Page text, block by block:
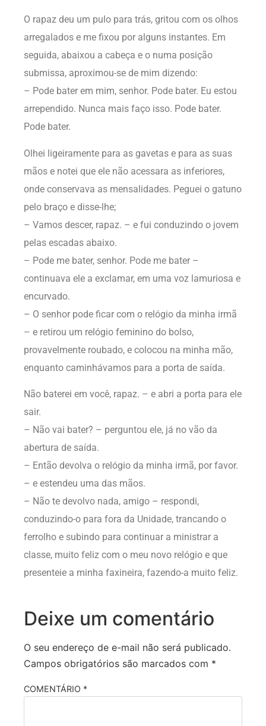
O rapaz deu um pulo para trás, gritou com os olhos
arregalados e me fixou por alguns instantes. Em
seguida, abaixou a cabeça e o numa posição
submissa, aproximou-se de mim dizendo:
– Pode bater em mim, senhor. Pode bater. Eu estou
arrependido. Nunca mais faço isso. Pode bater.
Pode bater.
Olhei ligeiramente para as gavetas e para as suas
mãos e notei que ele não acessara as inferiores,
onde conservava as mensalidades. Peguei o gatuno
pelo braço e disse-lhe;
– Vamos descer, rapaz. – e fui conduzindo o jovem
pelas escadas abaixo.
– Pode me bater, senhor. Pode me bater –
continuava ele a exclamar, em uma voz lamuriosa e
encurvado.
– O senhor pode ficar com o relógio da minha irmã
– e retirou um relógio feminino do bolso,
provavelmente roubado, e colocou na minha mão,
enquanto caminhávamos para a porta de saída.
Não baterei em você, rapaz. – e abri a porta para ele
sair.
– Não vai bater? – perguntou ele, já no vão da
abertura de saída.
– Então devolva o relógio da minha irmã, por favor.
– e estendeu uma das mãos.
– Não te devolvo nada, amigo – respondi,
conduzindo-o para fora da Unidade, trancando o
ferrolho e subindo para continuar a ministrar a
classe, muito feliz com o meu novo relógio e que
presenteie a minha faxineira, fazendo-a muito feliz.
Deixe um comentário
O seu endereço de e-mail não será publicado.
Campos obrigatórios são marcados com *
COMENTÁRIO *